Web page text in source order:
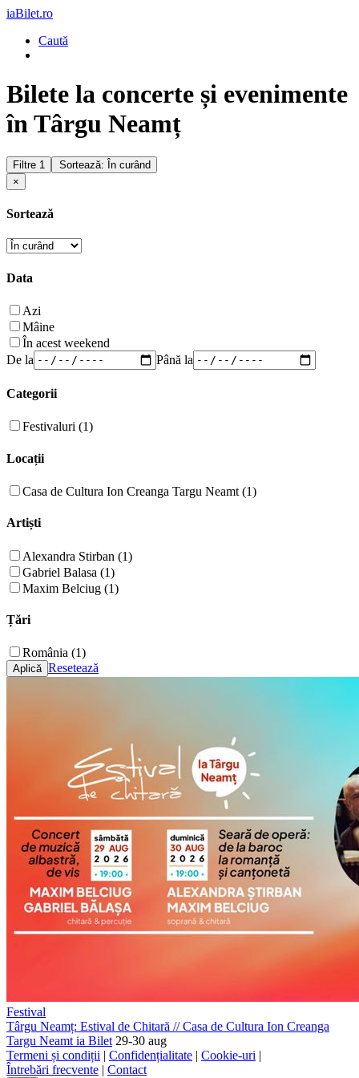
iaBilet.ro
Caută
Bilete la concerte și evenimente
în Târgu Neamț
Filtre 1
Sortează: În curând
×
Sortează
Data
Azi
Mâine
În acest weekend
De la
Până la
Categorii
Festivaluri (1)
Locații
Casa de Cultura Ion Creanga Targu Neamt (1)
Artiști
Alexandra Stirban (1)
Gabriel Balasa (1)
Maxim Belciug (1)
Țări
România (1)
Resetează
Festival
Târgu Neamț: Estival de Chitară //Casa de Cultura Ion Creanga
Targu Neamt ia Bilet 29-30 aug
Termeni și condiții | Confidențialitate | Cookie-uri |
Întrebări frecvente | Contact